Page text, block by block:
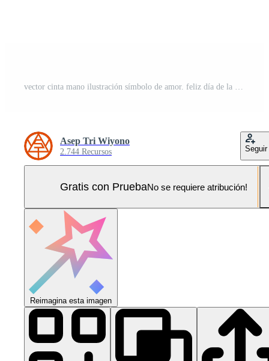
vector cinta mano ilustración símbolo de amor. feliz día de la madre. Pro Vector y Pro SVG
Asep Tri Wiyono
2.744 Recursos Seguir
Gratis con PruebaNo se requiere atribución!
Reimagina esta imagen